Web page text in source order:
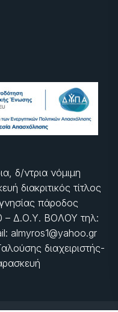
δ/ντρια νόμιμη
διακριτικός τίτλος
πάροδος
– Δ.Ο.Υ. ΒΟΛΟΥ τηλ:
almyros1@yahoo.gr
διαχειριστής-